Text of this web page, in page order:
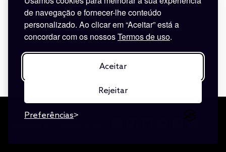
de navegação e fornecer-lhe conteúdo
personalizado. Ao clicar em “Aceitar” está a
concordar com os nossosTermos de uso.
Aceitar
Rejeitar
Preferências